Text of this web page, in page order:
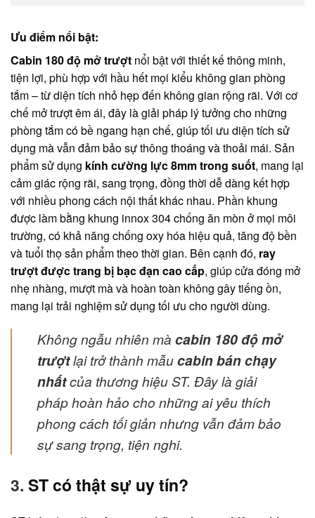
Ưu điểm nổi bật:
Cabin 180 độ mở trượt nổi bật với thiết kế thông minh,
tiện lợi, phù hợp với hầu hết mọi kiểu không gian phòng
tắm – từ diện tích nhỏ hẹp đến không gian rộng rãi. Với cơ
chế mở trượt êm ái, đây là giải pháp lý tưởng cho những
phòng tắm có bề ngang hạn chế, giúp tối ưu diện tích sử
dụng mà vẫn đảm bảo sự thông thoáng và thoải mái. Sản
phẩm sử dụng kính cường lực 8mm trong suốt, mang lại
cảm giác rộng rãi, sang trọng, đồng thời dễ dàng kết hợp
với nhiều phong cách nội thất khác nhau. Phần khung
được làm bằng khung innox 304 chống ăn mòn ở mọi môi
trường, có khả năng chống oxy hóa hiệu quả, tăng độ bền
và tuổi thọ sản phẩm theo thời gian. Bên cạnh đó, ray
trượt được trang bị bạc đạn cao cấp, giúp cửa đóng mở
nhẹ nhàng, mượt mà và hoàn toàn không gây tiếng ồn,
mang lại trải nghiệm sử dụng tối ưu cho người dùng.
Không ngẫu nhiên mà cabin 180 độ mở
trượtlại trở thành mẫucabin bán chạy
nhấtcủa thương hiệu ST. Đây là giải
pháp hoàn hảo cho những ai yêu thích
phong cách tối giản nhưng vẫn đảm bảo
sự sang trọng, tiện nghi.
3. ST có thật sự uy tín?